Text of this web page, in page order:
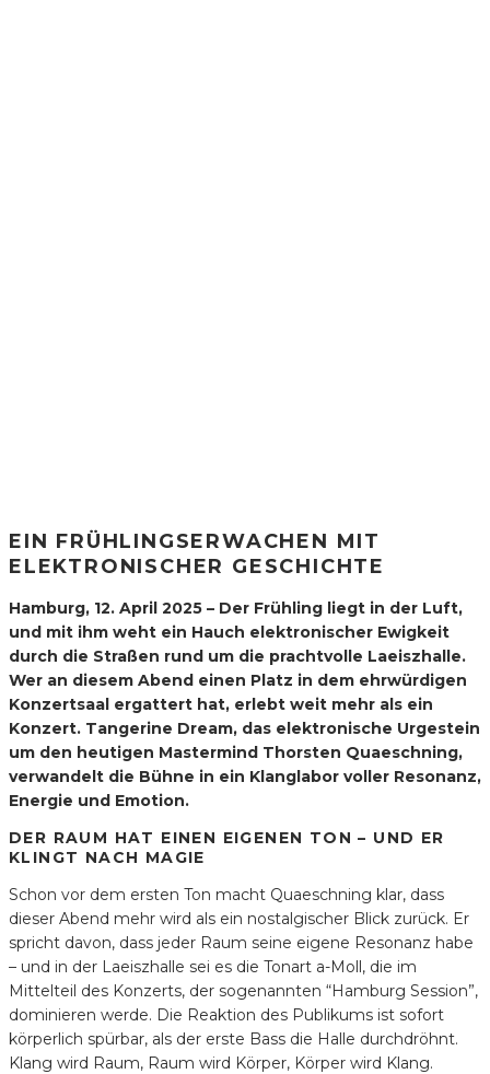
EIN FRÜHLINGSERWACHEN MIT
ELEKTRONISCHER GESCHICHTE
Hamburg, 12. April 2025 – Der Frühling liegt in der Luft,
und mit ihm weht ein Hauch elektronischer Ewigkeit
durch die Straßen rund um die prachtvolle Laeiszhalle.
Wer an diesem Abend einen Platz in dem ehrwürdigen
Konzertsaal ergattert hat, erlebt weit mehr als ein
Konzert. Tangerine Dream, das elektronische Urgestein
um den heutigen Mastermind Thorsten Quaeschning,
verwandelt die Bühne in ein Klanglabor voller Resonanz,
Energie und Emotion.
DER RAUM HAT EINEN EIGENEN TON – UND ER
KLINGT NACH MAGIE
Schon vor dem ersten Ton macht Quaeschning klar, dass
dieser Abend mehr wird als ein nostalgischer Blick zurück. Er
spricht davon, dass jeder Raum seine eigene Resonanz habe
– und in der Laeiszhalle sei es die Tonart a-Moll, die im
Mittelteil des Konzerts, der sogenannten “Hamburg Session”,
dominieren werde. Die Reaktion des Publikums ist sofort
körperlich spürbar, als der erste Bass die Halle durchdröhnt.
Klang wird Raum, Raum wird Körper, Körper wird Klang.